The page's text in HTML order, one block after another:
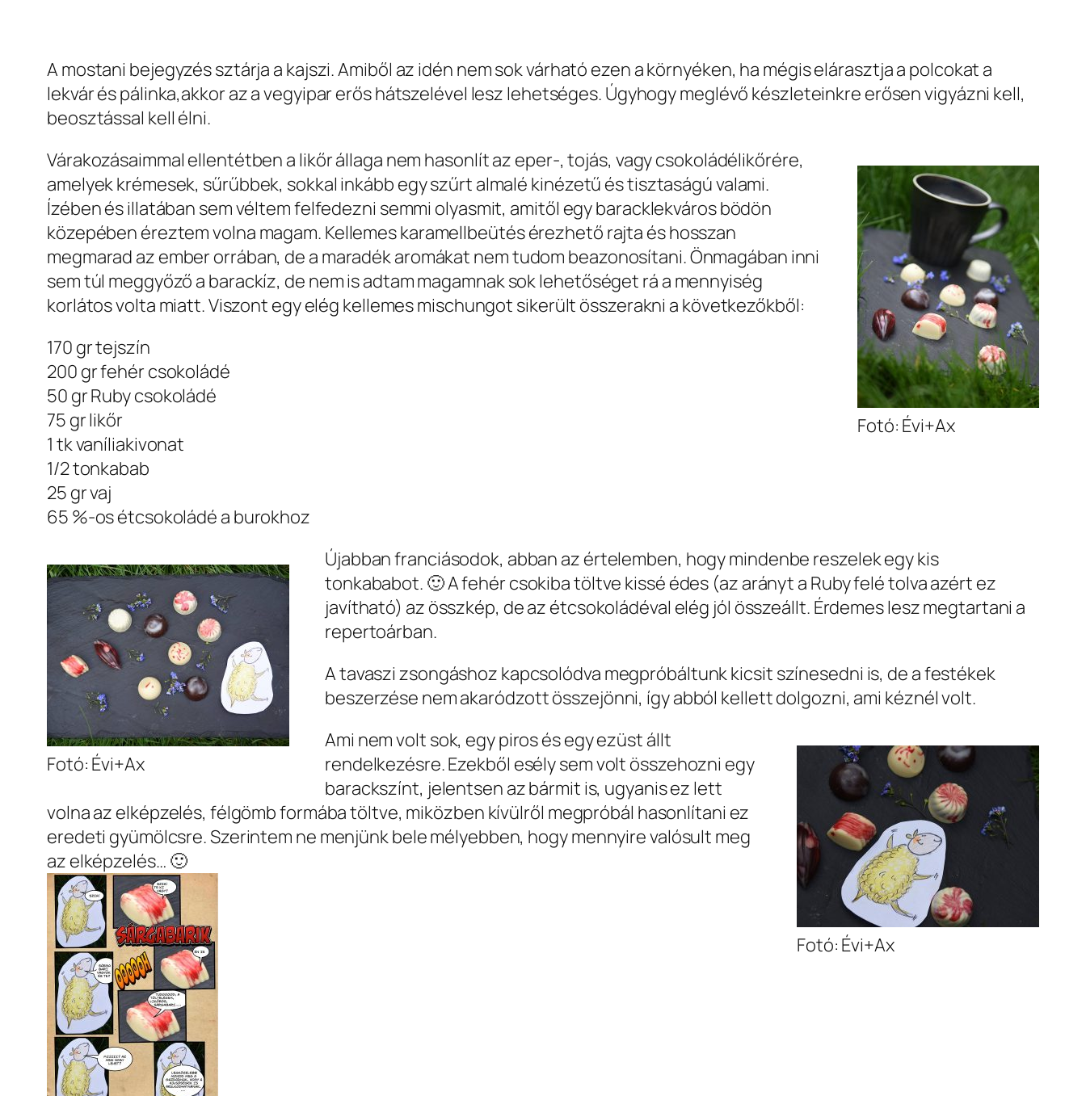
A mostani bejegyzés sztárja a kajszi.Amiből az idén nem sok várható ezen a környéken, ha mégis elárasztja a polcokat a
lekvárés pálinka,akkor az a vegyipar erős hátszelével lesz lehetséges. Úgyhogy meglévő készleteinkre erősen vigyázni kell,
beosztással kell élni.
Fotó: Évi+Ax
Várakozásaimmal ellentétben a likőr állaga nem hasonlít az eper-, tojás, vagy csokoládélikőrére,
amelyek krémesek, sűrűbbek, sokkal inkább egy szűrt almalé kinézetű és tisztaságú valami.
Ízében és illatában sem véltem felfedezni semmi olyasmit, amitől egy baracklekváros bödön
közepében éreztem volna magam. Kellemes karamellbeütés érezhető rajta és hosszan
megmarad az ember orrában, de a maradék aromákat nem tudom beazonosítani. Önmagában inni
sem túl meggyőző a barackíz, de nem is adtam magamnak sok lehetőséget rá a mennyiség
korlátos volta miatt. Viszont egy elég kellemes mischungot sikerült összerakni a következőkből:
170 gr tejszín
200 gr fehér csokoládé
50 gr Ruby csokoládé
75 gr likőr
1 tk vaníliakivonat
1/2 tonkabab
25 gr vaj
65 %-os étcsokoládé a burokhoz
Fotó: Évi+Ax
Újabban franciásodok, abban az értelemben, hogy mindenbe reszelek egy kis
tonkababot. 🙂 A fehér csokiba töltve kissé édes (az arányt a Ruby felé tolva azért ez
javítható) az összkép, de az étcsokoládéval elég jól összeállt. Érdemes lesz megtartani a
repertoárban.
A tavaszi zsongáshoz kapcsolódva megpróbáltunk kicsit színesedni is, de a festékek
beszerzése nem akaródzott összejönni, így abból kellett dolgozni, ami kéznél volt.
Fotó: Évi+Ax
Ami nem volt sok, egy piros és egy ezüst állt
rendelkezésre. Ezekből esély sem volt összehozni egy
barackszínt, jelentsen az bármit is, ugyanis ez lett
volna az elképzelés, félgömb formába töltve, miközben kívülről megpróbál hasonlítani ez
eredeti gyümölcsre. Szerintem ne menjünk bele mélyebben, hogy mennyire valósult meg
az elképzelés… 🙂